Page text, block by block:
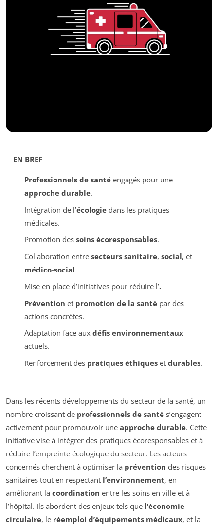
EN BREF
Professionnels de santéengagés pour une
approche durable.
Intégration de l’écologiedans les pratiques
médicales.
Promotion des soins écoresponsables.
Collaboration entre secteurs sanitaire, social, et
médico-social.
Mise en place d’initiatives pour réduire l’.
Prévention et promotion de la santépar des
actions concrètes.
Adaptation face aux défis environnementaux
actuels.
Renforcement des pratiques éthiqueset durables.
Dans les récents développements du secteur de la santé, un
nombre croissant de professionnels de santé s’engagent
activement pour promouvoir une approche durable. Cette
initiative vise à intégrer des pratiques écoresponsables et à
réduire l’empreinte écologique du secteur. Les acteurs
concernés cherchent à optimiser la prévention des risques
sanitaires tout en respectant l’environnement, en
améliorant la coordination entre les soins en ville et à
l’hôpital. Ils abordent des enjeux tels que l’économie
circulaire, le réemploi d’équipements médicaux, et la